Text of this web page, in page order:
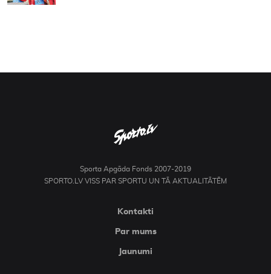
Sporta Apgāda Fonds 2007-2019
SPORTO.LV VISS PAR SPORTU UN TĀ AKTUALITĀTĒM
Kontakti
Par mums
Jaunumi